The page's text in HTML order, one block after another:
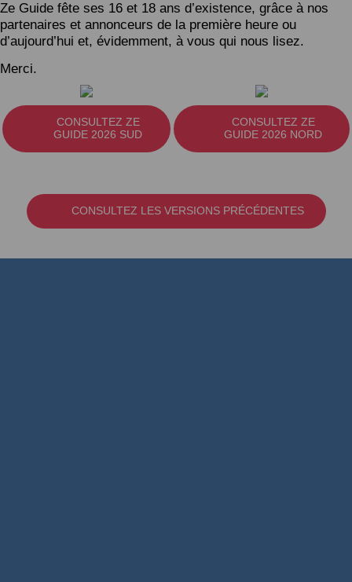
Ze Guide fête ses 16 et 18 ans d’existence, grâce à nos
partenaires et annonceurs de la première heure ou
d’aujourd’hui et, évidemment, à vous qui nous lisez.
Merci.
CONSULTEZ ZE
GUIDE 2026 SUD
CONSULTEZ ZE
GUIDE 2026 NORD
CONSULTEZ LES VERSIONS PRÉCÉDENTES